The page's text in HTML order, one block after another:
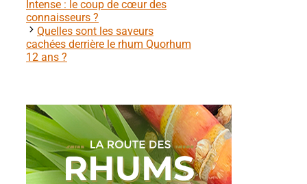
Intense : le coup de cœur des
connaisseurs ?
Quelles sont les saveurs
cachées derrière le rhum Quorhum
12 ans ?